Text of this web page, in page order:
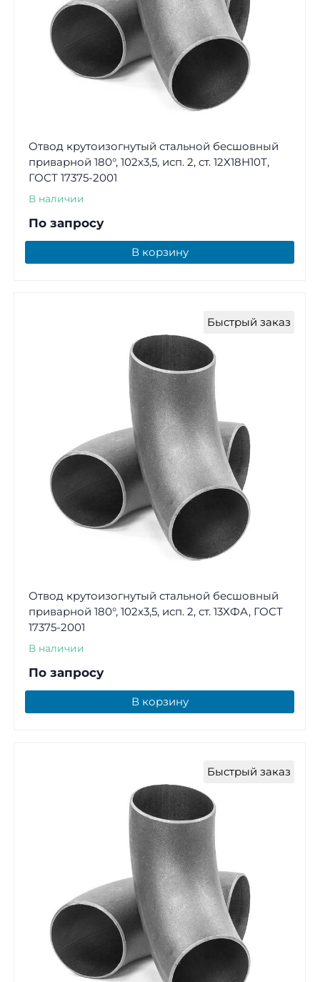
Отвод крутоизогнутый стальной бесшовный
приварной 180°, 102х3,5, исп. 2, ст. 12Х18Н10Т,
ГОСТ 17375-2001
В наличии
По запросу
В корзину
Быстрый заказ
Отвод крутоизогнутый стальной бесшовный
приварной 180°, 102х3,5, исп. 2, ст. 13ХФА, ГОСТ
17375-2001
В наличии
По запросу
В корзину
Быстрый заказ